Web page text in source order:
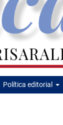
Política editorial